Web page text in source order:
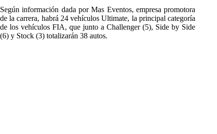
Según información dada por Mas Eventos, empresa promotora
de la carrera, habrá 24 vehículos Ultimate, la principal categoría
de los vehículos FIA, que junto a Challenger (5), Side by Side
(6) y Stock (3) totalizarán 38 autos.